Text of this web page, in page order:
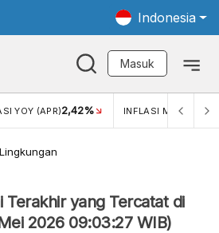
Indonesia
Masuk
YOY (APR)2,42% INFLASI MOM (APR)
Lingkungan
Terakhir yang Tercatat di
2026 09:03:27 WIB)